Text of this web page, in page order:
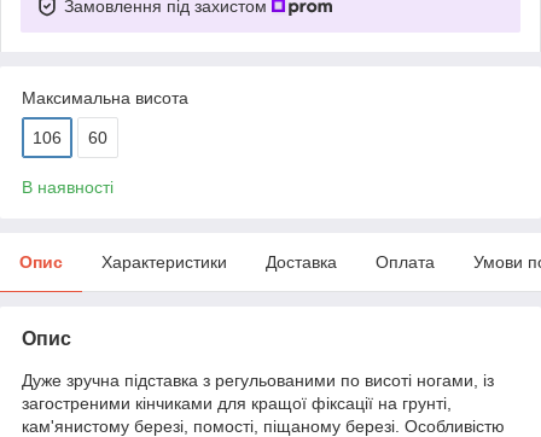
Замовлення під захистом
Максимальна висота
106 60
В наявності
Опис Характеристики Доставка Оплата Умови
Опис
Дуже зручна підставка з регульованими по висоті ногами, із
загостреними кінчиками для кращої фіксації на грунті,
кам'янистому березі, помості, піщаному березі. Особливістю